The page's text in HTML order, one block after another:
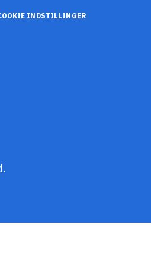
INDSTILLINGER